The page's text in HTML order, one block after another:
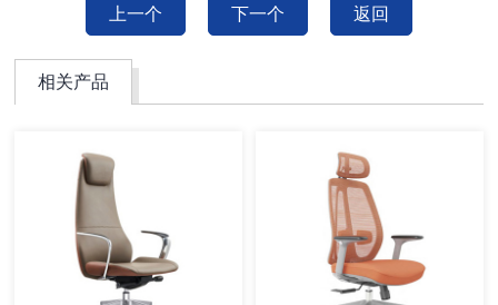
上一个 下一个 返回
相关产品